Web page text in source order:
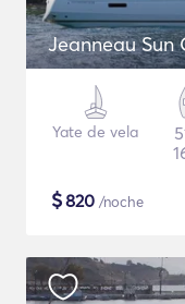
Jeanneau Sun
Yate de vela
$820 /noche